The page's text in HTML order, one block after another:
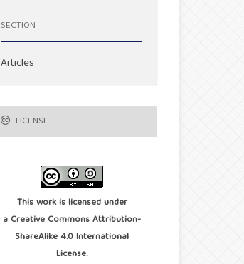
SECTION
Articles
LICENSE
This work is licensed under
a Creative Commons Attribution-
ShareAlike 4.0 International
License.